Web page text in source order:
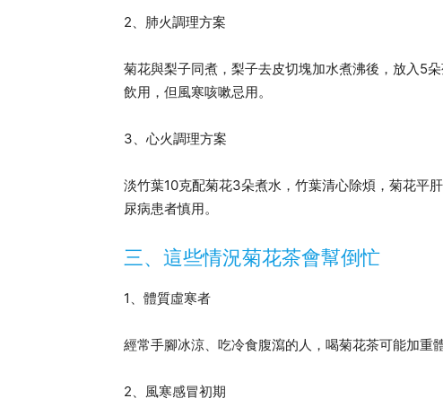
2、肺火調理方案
菊花與梨子同煮，梨子去皮切塊加水煮沸後，放入5
飲用，但風寒咳嗽忌用。
3、心火調理方案
淡竹葉10克配菊花3朵煮水，竹葉清心除煩，菊花平
尿病患者慎用。
三、這些情況菊花茶會幫倒忙
1、體質虛寒者
經常手腳冰涼、吃冷食腹瀉的人，喝菊花茶可能加重
2、風寒感冒初期